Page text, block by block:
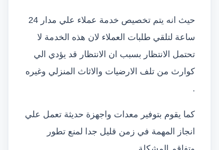
حيث انه يتم تخصيص خدمة عملاء علي مدار 24
ساعة لتلقي طلبات العملاء لان هذه الخدمة لا
تحتمل الانتظار بسبب ان الانتظار قد يؤدي الي
كوارث من تلف الارضيات والاثاث المنزلي وغيره
.
كما يقوم بتوفير معدات واجهزة حديثة تعمل علي
انجاز المهمة في زمن قليل جدا لمنع تطور